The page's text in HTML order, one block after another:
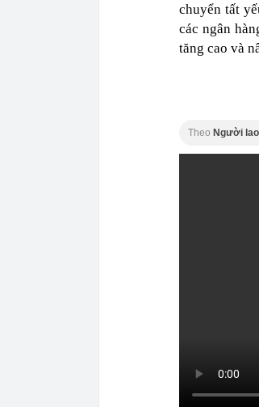
chuyển tất
các ngân
tăng cao và
Theo Người